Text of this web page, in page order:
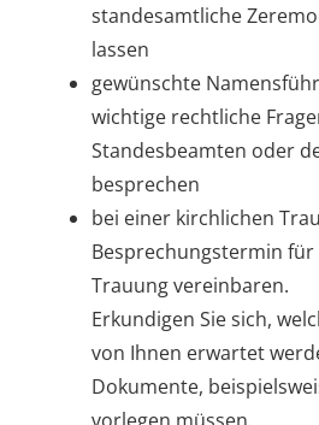
standesamtliche
lassen
gewünschte
wichtige rechtliche
Standesbeamten oder
besprechen
bei einer kirchlichen
Besprechungstermin
Trauung vereinbaren.
Erkundigen Sie sich,
von Ihnen erwartet
Dokumente,